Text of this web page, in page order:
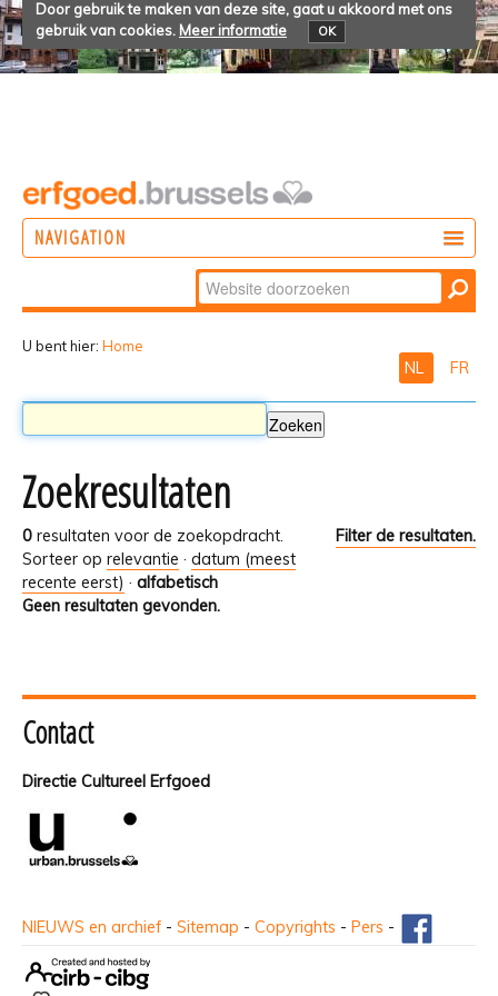
Door gebruik te maken van deze site, gaat u akkoord met ons
gebruik van cookies. Meer informatie OK
NAVIGATION
Zoek
Geavanceerd
U bent hier: Home
NL FR
Zoekresultaten
0 resultaten voor de zoekopdracht.
Filter de resultaten.
Sorteer op relevantie · datum (meest
recente eerst) · alfabetisch
Geen resultaten gevonden.
Contact
Directie Cultureel Erfgoed
NIEUWS en archief - Sitemap - Copyrights - Pers -